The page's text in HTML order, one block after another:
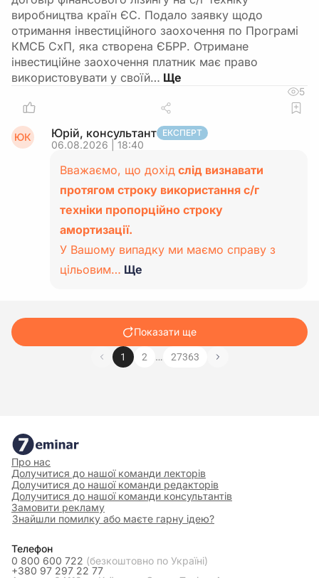
виробництва країн ЄС. Подало заявку щодо
отримання інвестиційного заохочення по Програмі
КМСБ СхП, яка створена ЄБРР. Отримане
інвестиційне заохочення платник має право
використовувати у своїй…
5
ЮК Юрій, консультант ЕКСПЕРТ
06.08.2026 | 18:40
Вважаємо, що дохід слід визнавати
протягом строку використання с/г
техніки пропорційно строку
амортизації.
У Вашому випадку ми маємо справу з
цільовим… Ще
Показати ще
1 2 … 27363
Про нас
Долучитися до нашої команди лекторів
Долучитися до нашої команди редакторів
Долучитися до нашої команди консультантів
Замовити рекламу
Знайшли помилку або маєте гарну ідею?
Телефон
0 800 600 722 (безкоштовно по Україні)
+380 97 297 22 77